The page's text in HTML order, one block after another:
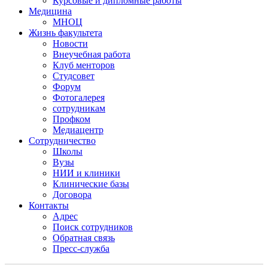
Медицина
МНОЦ
Жизнь факультета
Новости
Внеучебная работа
Клуб менторов
Студсовет
Форум
Фотогалерея
сотрудникам
Профком
Медиацентр
Сотрудничество
Школы
Вузы
НИИ и клиники
Клинические базы
Договора
Контакты
Адрес
Поиск сотрудников
Обратная связь
Пресс-служба